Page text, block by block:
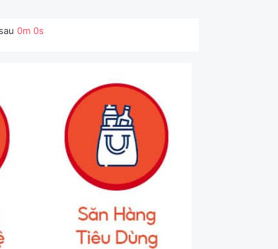
0m 0s